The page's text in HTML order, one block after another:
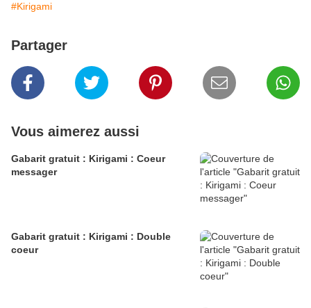
#Kirigami
Partager
Vous aimerez aussi
Gabarit gratuit : Kirigami : Coeur
messager
Gabarit gratuit : Kirigami : Double
coeur